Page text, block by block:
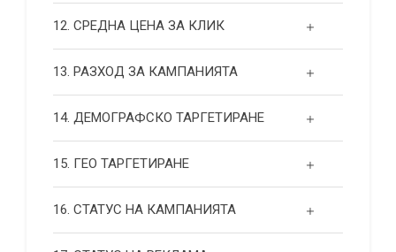
12. СРЕДНА ЦЕНА ЗА КЛИК
13. РАЗХОД ЗА КАМПАНИЯТА
14. ДЕМОГРАФСКО ТАРГЕТИРАНЕ
15. ГЕО ТАРГЕТИРАНЕ
16. СТАТУС НА КАМПАНИЯТА